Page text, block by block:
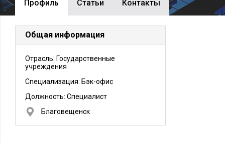
Профиль Cтатьи Контакты
Общая информация
Отрасль: Государственные
учреждения
Специализация: Бэк-офис
Должность: Специалист
Благовещенск